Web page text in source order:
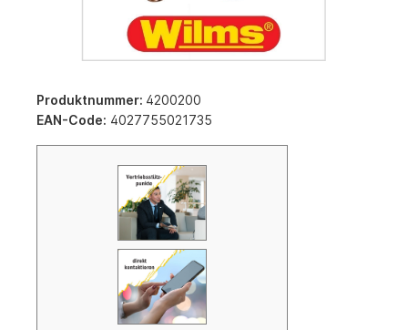
Produktnummer: 4200200
EAN-Code: 4027755021735